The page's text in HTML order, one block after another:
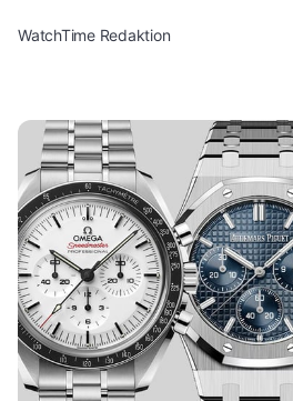
WatchTime Redaktion